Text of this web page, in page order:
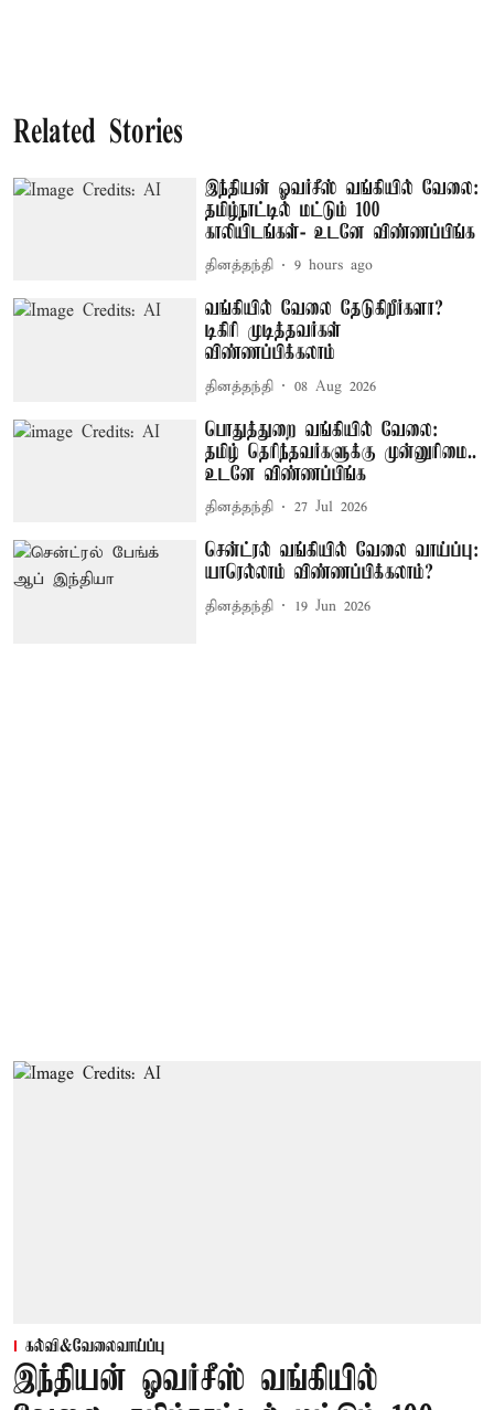
Related Stories
இந்தியன் ஓவர்சீஸ் வங்கியில் வேலை:
தமிழ்நாட்டில் மட்டும் 100
காலியிடங்கள்- உடனே விண்ணப்பிங்க
தினத்தந்தி 9 hours ago
வங்கியில் வேலை தேடுகிறீர்களா?
டிகிரி முடித்தவர்கள்
விண்ணப்பிக்கலாம்
தினத்தந்தி 08 Aug 2026
பொதுத்துறை வங்கியில் வேலை:
தமிழ் தெரிந்தவர்களுக்கு முன்னுரிமை..
உடனே விண்ணப்பிங்க
தினத்தந்தி 27 Jul 2026
சென்ட்ரல் வங்கியில் வேலை வாய்ப்பு:
யாரெல்லாம் விண்ணப்பிக்கலாம்?
தினத்தந்தி 19 Jun 2026
கல்வி&வேலைவாய்ப்பு
இந்தியன் ஓவர்சீஸ் வங்கியில்